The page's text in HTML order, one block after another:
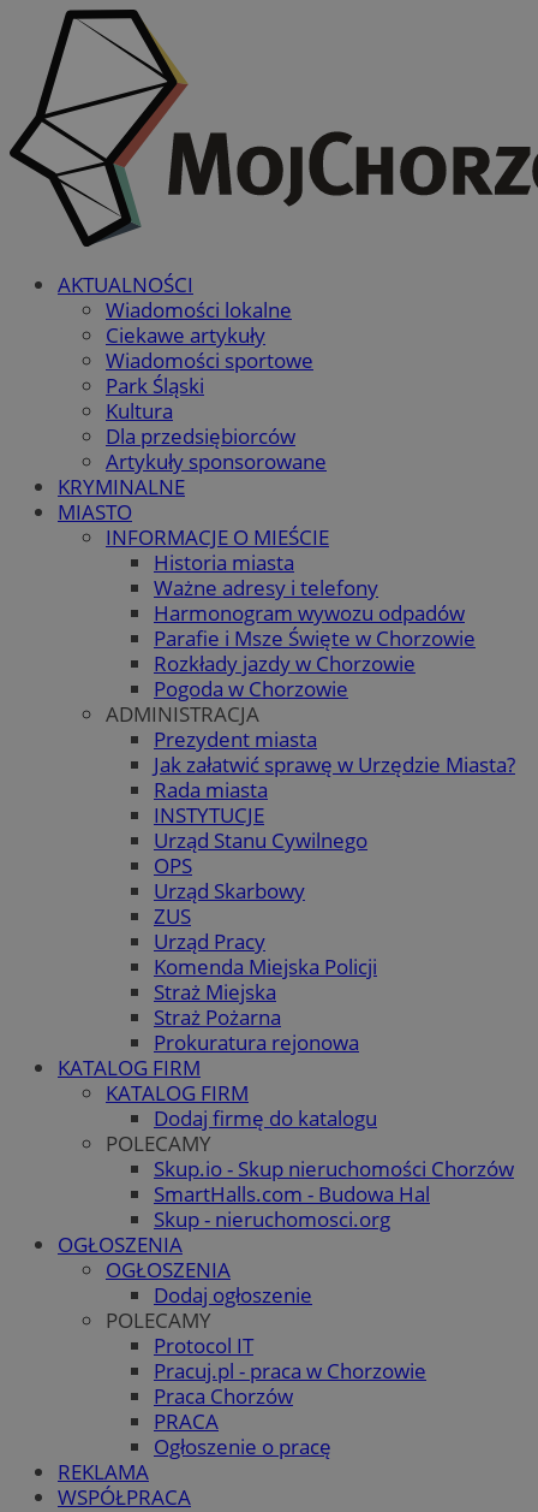
AKTUALNOŚCI
Wiadomości lokalne
Ciekawe artykuły
Wiadomości sportowe
Park Śląski
Kultura
Dla przedsiębiorców
Artykuły sponsorowane
KRYMINALNE
MIASTO
INFORMACJE O MIEŚCIE
Historia miasta
Ważne adresy i telefony
Harmonogram wywozu odpadów
Parafie i Msze Święte w Chorzowie
Rozkłady jazdy w Chorzowie
Pogoda w Chorzowie
ADMINISTRACJA
Prezydent miasta
Jak załatwić sprawę w Urzędzie Miasta?
Rada miasta
INSTYTUCJE
Urząd Stanu Cywilnego
OPS
Urząd Skarbowy
ZUS
Urząd Pracy
Komenda Miejska Policji
Straż Miejska
Straż Pożarna
Prokuratura rejonowa
KATALOG FIRM
KATALOG FIRM
Dodaj firmę do katalogu
POLECAMY
Skup.io - Skup nieruchomości Chorzów
SmartHalls.com - Budowa Hal
Skup - nieruchomosci.org
OGŁOSZENIA
OGŁOSZENIA
Dodaj ogłoszenie
POLECAMY
Protocol IT
Pracuj.pl - praca w Chorzowie
Praca Chorzów
PRACA
Ogłoszenie o pracę
REKLAMA
WSPÓŁPRACA